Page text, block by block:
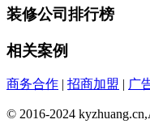
装修公司排行榜
相关案例
商务合作 招商加盟 广
© 2016-2024